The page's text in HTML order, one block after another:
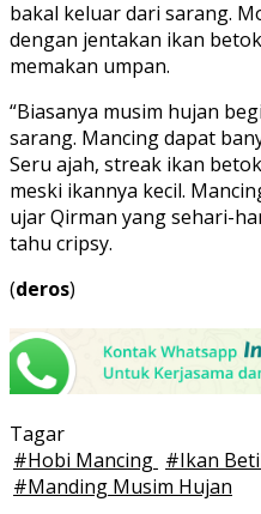
bakal keluar dari sarang.
dengan jentakan ikan
memakan umpan.
“Biasanya musim hujan
sarang. Mancing dapat
Seru ajah, streak ikan
meski ikannya kecil.
ujar Qirman yang sehari-
tahu cripsy.
(deros)
Tagar
#Hobi Mancing #Ikan
#Manding Musim Hujan